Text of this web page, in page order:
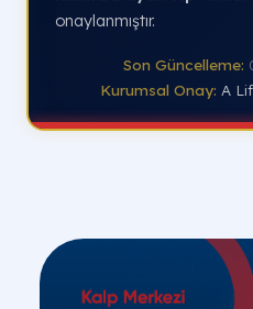
onaylanmıştır.
Son Güncelleme:
Kurumsal Onay: A